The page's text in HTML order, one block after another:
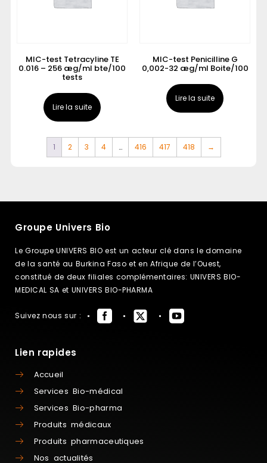
MIC-test Tetracyline TE
0.016 – 256 æg/ml bte/100
tests
Lire la suite
MIC-test Penicilline G
0,002-32 æg/ml Boite/100
Lire la suite
1 2 3 4 … 416 417 418 →
Groupe Univers Bio
Le Groupe UNIVERS BIO est un acteur clé dans le domaine
de la santé au Burkina Faso et en Afrique de l’Ouest,
constitué de deux filiales complémentaires: UNIVERS BIO-
MEDICAL SA et UNIVERS BIO-PHARMA
Suivez nous sur :
Lien rapides
Accueil
Services Bio-médical
Services Bio-pharma
Produits médicaux
Produits pharmaceutiques
Nos actualités